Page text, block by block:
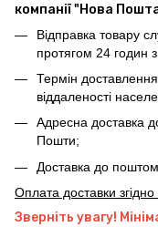
компанії "Нова
Відправка товару
протягом 24 годин
Термін доставлення
віддаленості
Адресна доставка
Пошти;
Доставка до
Оплата доставки
Зверніть увагу!